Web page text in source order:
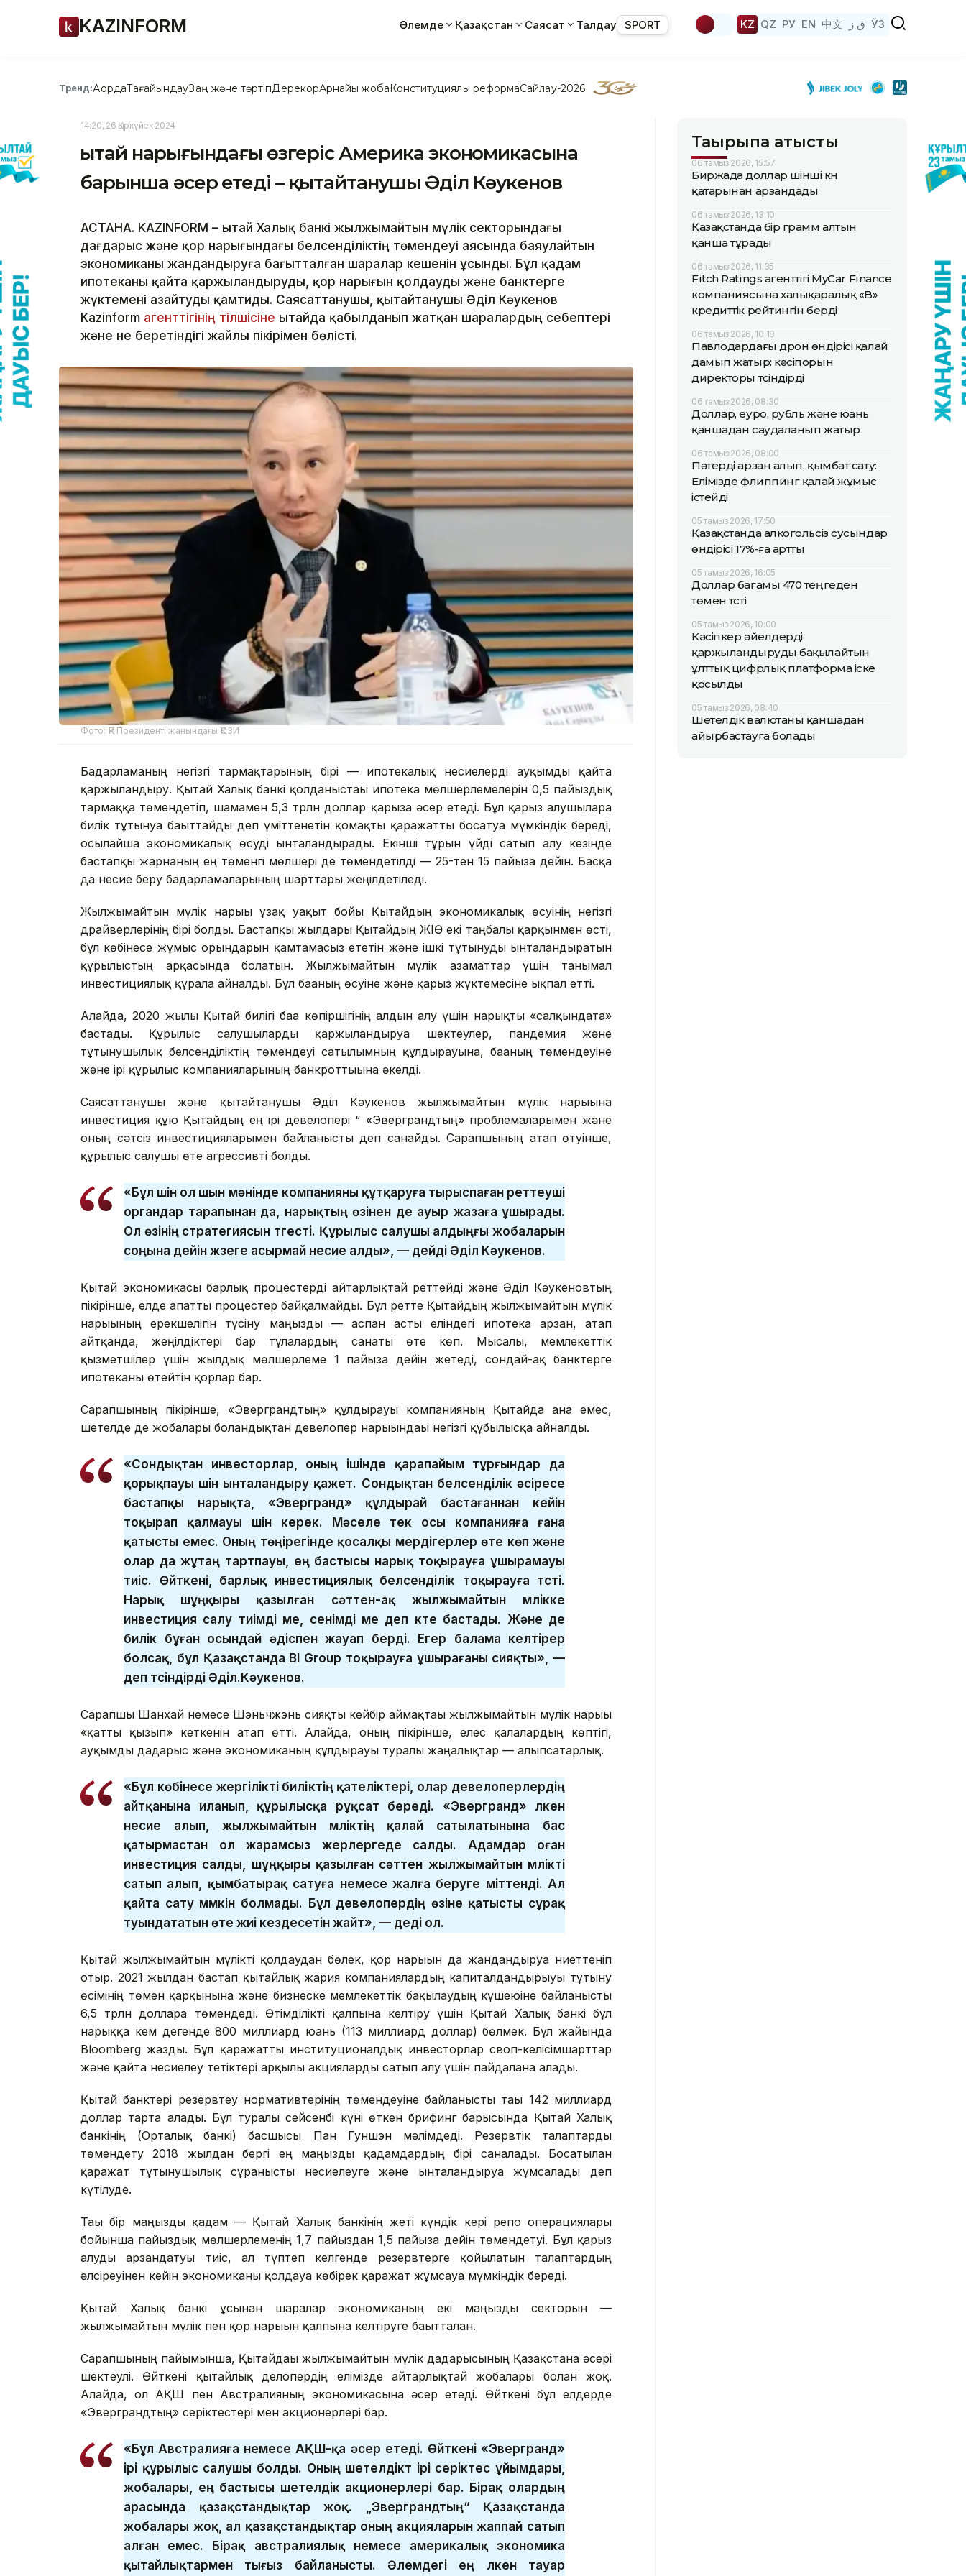
KAZINFORM Әлемде Қазақстан Саясат Талдау SPORT KZ QZ РУ EN 中文 ق ز ЎЗ
Тренд:АқордаТағайындауЗаң және тәртіпДерекқорАрнайы жобаКонституциялық реформаСайлау-2026
14:20, 26 Қыркүйек 2024
Қытай нарығындағы өзгеріс Америка экономикасына
барынша әсер етеді – қытайтанушы Әділ Кәукенов
АСТАНА. KAZINFORM – Қытай Халық банкі жылжымайтын мүлік секторындағы
дағдарыс және қор нарығындағы белсенділіктің төмендеуі аясында баяулайтын
экономиканы жандандыруға бағытталған шаралар кешенін ұсынды. Бұл қадам
ипотеканы қайта қаржыландыруды, қор нарығын қолдауды және банктерге
жүктемені азайтуды қамтиды. Саясаттанушы, қытайтанушы Әділ Кәукенов
Kazinform агенттігінің тілшісіне Қытайда қабылданып жатқан шаралардың себептері
және не беретіндігі жайлы пікірімен бөлісті.
Фото: ҚР Президенті жанындағы ҚСЗИ
Бағдарламаның негізгі тармақтарының бірі — ипотекалық несиелерді ауқымды қайта
қаржыландыру. Қытай Халық банкі қолданыстағы ипотека мөлшерлемелерін 0,5 пайыздық
тармаққа төмендетіп, шамамен 5,3 трлн доллар қарызға әсер етеді. Бұл қарыз алушыларға
билік тұтынуға бағыттайды деп үміттенетін қомақты қаражатты босатуға мүмкіндік береді,
осылайша экономикалық өсуді ынталандырады. Екінші тұрғын үйді сатып алу кезінде
бастапқы жарнаның ең төменгі мөлшері де төмендетілді — 25-тен 15 пайызға дейін. Басқа
да несие беру бағдарламаларының шарттары жеңілдетіледі.
Жылжымайтын мүлік нарығы ұзақ уақыт бойы Қытайдың экономикалық өсуінің негізгі
драйверлерінің бірі болды. Бастапқы жылдары Қытайдың ЖІӨ екі таңбалы қарқынмен өсті,
бұл көбінесе жұмыс орындарын қамтамасыз ететін және ішкі тұтынуды ынталандыратын
құрылыстың арқасында болатын. Жылжымайтын мүлік азаматтар үшін танымал
инвестициялық құралға айналды. Бұл бағаның өсуіне және қарыз жүктемесіне ықпал етті.
Алайда, 2020 жылы Қытай билігі баға көпіршігінің алдын алу үшін нарықты «салқындата»
бастады. Құрылыс салушыларды қаржыландыруға шектеулер, пандемия және
тұтынушылық белсенділіктің төмендеуі сатылымның құлдырауына, бағаның төмендеуіне
және ірі құрылыс компанияларының банкроттығына әкелді.
Саясаттанушы және қытайтанушы Әділ Кәукенов жылжымайтын мүлік нарығына
инвестиция құю Қытайдың ең ірі девелопері “ «Эверграндтың» проблемаларымен және
оның сәтсіз инвестицияларымен байланысты деп санайды. Сарапшының атап өтуінше,
құрылыс салушы өте агрессивті болды.
«Бұл үшін ол шын мәнінде компанияны құтқаруға тырыспаған реттеуші
органдар тарапынан да, нарықтың өзінен де ауыр жазаға ұшырады.
Ол өзінің стратегиясын түгесті. Құрылыс салушы алдыңғы жобаларын
соңына дейін жүзеге асырмай несие алды», — дейді Әділ Кәукенов.
Қытай экономикасы барлық процестерді айтарлықтай реттейді және Әділ Кәукеновтың
пікірінше, елде апатты процестер байқалмайды. Бұл ретте Қытайдың жылжымайтын мүлік
нарығының ерекшелігін түсіну маңызды — аспан асты еліндегі ипотека арзан, атап
айтқанда, жеңілдіктері бар тұлғалардың санаты өте көп. Мысалы, мемлекеттік
қызметшілер үшін жылдық мөлшерлеме 1 пайызға дейін жетеді, сондай-ақ банктерге
ипотеканы өтейтін қорлар бар.
Сарапшының пікірінше, «Эверграндтың» құлдырауы компанияның Қытайда ғана емес,
шетелде де жобалары болғандықтан девелопер нарығындағы негізгі құбылысқа айналды.
«Сондықтан инвесторлар, оның ішінде қарапайым тұрғындар да
қорықпауы үшін ынталандыру қажет. Сондықтан белсенділік әсіресе
бастапқы нарықта, «Эвергранд» құлдырай бастағаннан кейін
тоқырап қалмауы үшін керек. Мәселе тек осы компанияға ғана
қатысты емес. Оның төңірегінде қосалқы мердігерлер өте көп және
олар да жұтаң тартпауы, ең бастысы нарық тоқырауға ұшырамауы
тиіс. Өйткені, барлық инвестициялық белсенділік тоқырауға түсті.
Нарық шұңқыры қазылған сәттен-ақ жылжымайтын мүлікке
инвестиция салу тиімді ме, сенімді ме деп күте бастады. Және де
билік бұған осындай әдіспен жауап берді. Егер балама келтірер
болсақ, бұл Қазақстанда BI Group тоқырауға ұшырағаны сияқты», —
деп түсіндірді Әділ.Кәукенов.
Сарапшы Шанхай немесе Шэньчжэнь сияқты кейбір аймақтағы жылжымайтын мүлік нарығы
«қатты қызып» кеткенін атап өтті. Алайда, оның пікірінше, елес қалалардың көптігі,
ауқымды дағдарыс және экономиканың құлдырауы туралы жаңалықтар — алыпсатарлық.
«Бұл көбінесе жергілікті биліктің қателіктері, олар девелоперлердің
айтқанына иланып, құрылысқа рұқсат береді. «Эвергранд» үлкен
несие алып, жылжымайтын мүліктің қалай сатылатынына бас
қатырмастан ол жарамсыз жерлергеде салды. Адамдар оған
инвестиция салды, шұңқыры қазылған сәттен жылжымайтын мүлікті
сатып алып, қымбатырақ сатуға немесе жалға беруге үміттенді. Ал
қайта сату мүмкін болмады. Бұл девелопердің өзіне қатысты сұрақ
туындататын өте жиі кездесетін жайт», — деді ол.
Қытай жылжымайтын мүлікті қолдаудан бөлек, қор нарығын да жандандыруға ниеттеніп
отыр. 2021 жылдан бастап қытайлық жария компаниялардың капиталдандырыуы тұтыну
өсімінің төмен қарқынына және бизнеске мемлекеттік бақылаудың күшеюіне байланысты
6,5 трлн долларға төмендеді. Өтімділікті қалпына келтіру үшін Қытай Халық банкі бұл
нарыққа кем дегенде 800 миллиард юань (113 миллиард доллар) бөлмек. Бұл жайында
Bloomberg жазды. Бұл қаражатты институционалдық инвесторлар своп-келісімшарттар
және қайта несиелеу тетіктері арқылы акцияларды сатып алу үшін пайдалана алады.
Қытай банктері резервтеу нормативтерінің төмендеуіне байланысты тағы 142 миллиард
доллар тарта алады. Бұл туралы сейсенбі күні өткен брифинг барысында Қытай Халық
банкінің (Орталық банкі) басшысы Пан Гуншэн мәлімдеді. Резервтік талаптарды
төмендету 2018 жылдан бергі ең маңызды қадамдардың бірі саналады. Босатылған
қаражат тұтынушылық сұранысты несиелеуге және ынталандыруға жұмсалады деп
күтілуде.
Тағы бір маңызды қадам — Қытай Халық банкінің жеті күндік кері репо операциялары
бойынша пайыздық мөлшерлеменің 1,7 пайыздан 1,5 пайызға дейін төмендетуі. Бұл қарыз
алуды арзандатуы тиіс, ал түптеп келгенде резервтерге қойылатын талаптардың
әлсіреуінен кейін экономиканы қолдауға көбірек қаражат жұмсауға мүмкіндік береді.
Қытай Халық банкі ұсынған шаралар экономиканың екі маңызды секторын —
жылжымайтын мүлік пен қор нарығын қалпына келтіруге бағытталған.
Сарапшының пайымынша, Қытайдағы жылжымайтын мүлік дағдарысының Қазақстанға әсері
шектеулі. Өйткені қытайлық делопердің елімізде айтарлықтай жобалары болған жоқ.
Алайда, ол АҚШ пен Австралияның экономикасына әсер етеді. Өйткені бұл елдерде
«Эверграндтың» серіктестері мен акционерлері бар.
«Бұл Австралияға немесе АҚШ-қа әсер етеді. Өйткені «Эвергранд»
ірі құрылыс салушы болды. Оның шетелдікт ірі серіктес ұйымдары,
жобалары, ең бастысы шетелдік акционерлері бар. Бірақ олардың
арасында қазақстандықтар жоқ. „Эверграндтың“ Қазақстанда
жобалары жоқ, ал қазақстандықтар оның акцияларын жаппай сатып
алған емес. Бірақ австралиялық немесе америкалық экономика
қытайлықтармен тығыз байланысты. Әлемдегі ең үлкен тауар
Тақырыпқа қатысты
06 тамыз 2026, 15:57
Биржада доллар үшінші күн
қатарынан арзандады
06 тамыз 2026, 13:10
Қазақстанда бір грамм алтын
қанша тұрады
06 тамыз 2026, 11:35
Fitch Ratings агенттігі MyCar Finance
компаниясына халықаралық «B»
кредиттік рейтингін берді
06 тамыз 2026, 10:18
Павлодардағы дрон өндірісі қалай
дамып жатыр: кәсіпорын
директоры түсіндірді
06 тамыз 2026, 08:30
Доллар, еуро, рубль және юань
қаншадан саудаланып жатыр
06 тамыз 2026, 08:00
Пәтерді арзан алып, қымбат сату:
Елімізде флиппинг қалай жұмыс
істейді
05 тамыз 2026, 17:50
Қазақстанда алкогольсіз сусындар
өндірісі 17%-ға артты
05 тамыз 2026, 16:05
Доллар бағамы 470 теңгеден
төмен түсті
05 тамыз 2026, 10:00
Кәсіпкер әйелдерді
қаржыландыруды бақылайтын
ұлттық цифрлық платформа іске
қосылды
05 тамыз 2026, 08:40
Шетелдік валютаны қаншадан
айырбастауға болады